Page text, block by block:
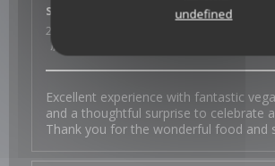
undefined
s
2026-07-26
服务
Excellent experience with fantastic
and a thoughtful surprise to celebrate
Thank you for the wonderful food and